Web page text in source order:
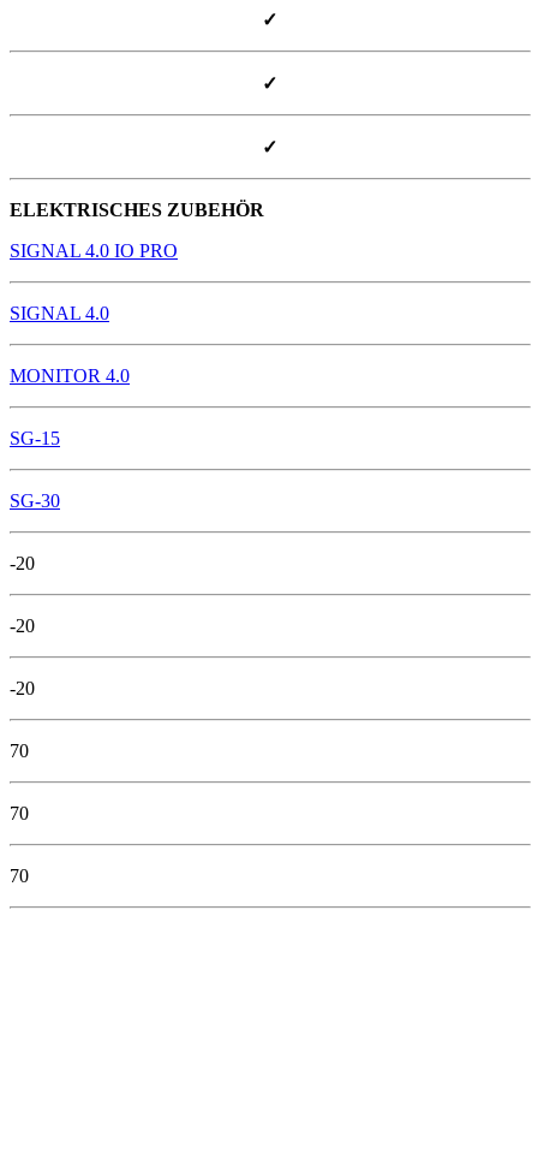
✓
✓
✓
ELEKTRISCHES ZUBEHÖR
SIGNAL 4.0 IO PRO
SIGNAL 4.0
MONITOR 4.0
SG-15
SG-30
-20
-20
-20
70
70
70